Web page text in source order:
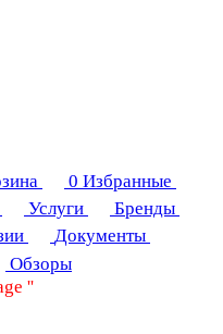
0 Избранные
Услуги
Бренды
Документы
Обзоры
''